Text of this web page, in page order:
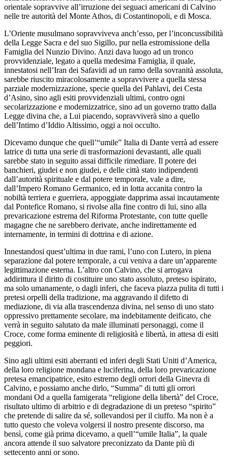
orientale sopravvive all’irruzione dei seguaci americani di Calvino
nelle tre autorità del Monte Athos, di Costantinopoli, e di Mosca.
L’Oriente musulmano sopravviveva anch’esso, per l’inconcussibilità
della Legge Sacra e del suo Sigillo, pur nella estromissione della
Famiglia del Nunzio Divino. Anzi dava luogo ad un tronco
provvidenziale, legato a quella medesima Famiglia, il quale,
innestatosi nell’Iran dei Safavidi ad un ramo della sovranità assoluta,
sarebbe riuscito miracolosamente a sopravvivere a quella stessa
parziale modernizzazione, specie quella dei Pahlavi, dei Cesta
d’Asino, sino agli esiti provvidenziali ultimi, contro ogni
secolarizzazione e modernizzatrice, sino ad un governo tratto dalla
Legge divina che, a Lui piacendo, sopravviverà sino a quello
dell’Intimo d’Iddio Altissimo, oggi a noi occulto.
Dicevamo dunque che quell’“umile” Italia di Dante verrà ad essere
latrice di tutta una serie di trasformazioni devastanti, alle quali
sarebbe stato in seguito assai difficile rimediare. Il potere dei
banchieri, giudei e non giudei, e delle città stato indipendenti
dall’autorità spirituale e dal potere temporale, vale a dire,
dall’Impero Romano Germanico, ed in lotta accanita contro la
nobiltà terriera e guerriera, appoggiate dapprima assai incautamente
dal Pontefice Romano, si rivolse alla fine contro di lui, sino alla
prevaricazione estrema del Riforma Protestante, con tutte quelle
magagne che ne sarebbero derivate, anche indirettamente ed
internamente, in termini di dottrina e di azione.
Innestandosi quest’ultima in due rami, l’uno con Lutero, in piena
separazione dal potere temporale, a cui veniva a dare un’apparente
legittimazione esterna. L’altro con Calvino, che si arrogava
addirittura il diritto di costituire uno stato assoluto, preteso ispirato,
ma solo umanamente, o dagli inferi, che faceva piazza pulita di tutti i
pretesi orpelli della tradizione, ma aggravando il difetto di
mediazione, di via alla trascendenza divina, nel senso di uno stato
oppressivo prettamente secolare, ma indebitamente deificato, che
verrà in seguito salutato da male illuminati personaggi, come il
Croce, come forma eminente di religiosità e libertà, in attesa di esiti
peggiori.
Sino agli ultimi esiti aberranti ed inferi degli Stati Uniti d’America,
della loro religione mondana e luciferina, della loro prevaricazione
pretesa emancipatrice, esito estremo degli orrori della Ginevra di
Calvino, e possiamo anche dirlo, “Summa” di tutti gli orrori
mondani Od a quella famigerata “religione della libertà” del Croce,
risultato ultimo di arbitrio e di degradazione di un preteso “spirito”
che pretende di salire da sé, sollevandosi per il ciuffo. Ma non è a
tutto questo che voleva volgersi il nostro presente discorso, ma
bensì, come già prima dicevamo, a quell’“umile Italia”, la quale
ancora attende il suo salvatore preconizzato da Dante più di
settecento anni or sono.